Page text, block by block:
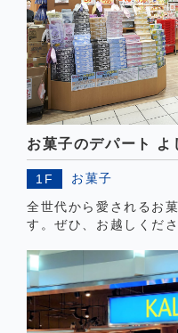
お菓子のデパート よ
1F
お菓子
全世代から愛されるお
す。ぜひ、お越しくださ